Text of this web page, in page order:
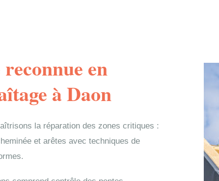
en
à Daon
la réparation des zones critiques :
et arêtes avec techniques de